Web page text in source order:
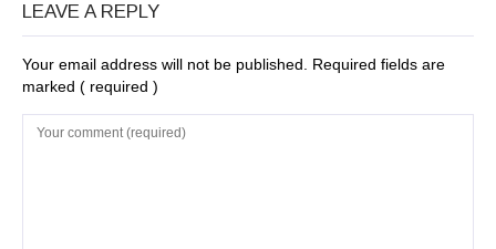
cerul Spaniei
enigmatice de la
Gobelki Tepe din
LEAVE A REPLY
Your email address will not be published. Required fields are
marked ( required )